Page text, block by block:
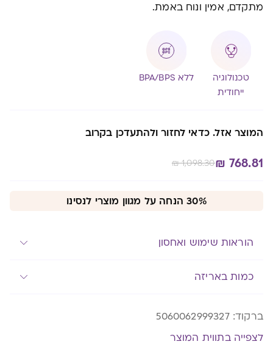
מתקדם, אמין ונוח באמת.
טכנולוגיה
ייחודית
ללא BPA/BPS
המוצר אזל. כדאי לחזור ולהתעדכן בקרוב
₪ 768.81
₪1,098.30
30% הנחה על מגוון מוצרי לנסינו
הוראות שימוש ואחסון
כמות באריזה
ברקוד:5060062999327
לצפייה בתווית המוצר